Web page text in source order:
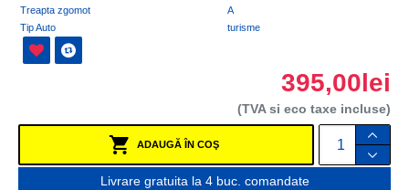
Treapta zgomot
A
Tip Auto
turisme
395,00lei
(TVA si eco taxe incluse)
ADAUGĂ ÎN COŞ
Livrare gratuita la 4 buc. comandate